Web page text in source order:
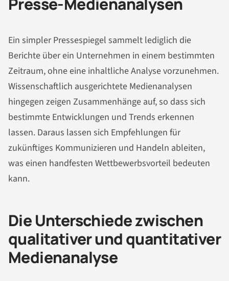
Ein simpler Pressespiegel sammelt lediglich die
Berichte über ein Unternehmen in einem bestimmten
Zeitraum, ohne eine inhaltliche Analyse vorzunehmen.
Wissenschaftlich ausgerichtete Medienanalysen
hingegen zeigen Zusammenhänge auf, so dass sich
bestimmte Entwicklungen und Trends erkennen
lassen. Daraus lassen sich Empfehlungen für
zukünftiges Kommunizieren und Handeln ableiten,
was einen handfesten Wettbewerbsvorteil bedeuten
kann.
Die Unterschiede zwischen
qualitativer und quantitativer
Medienanalyse